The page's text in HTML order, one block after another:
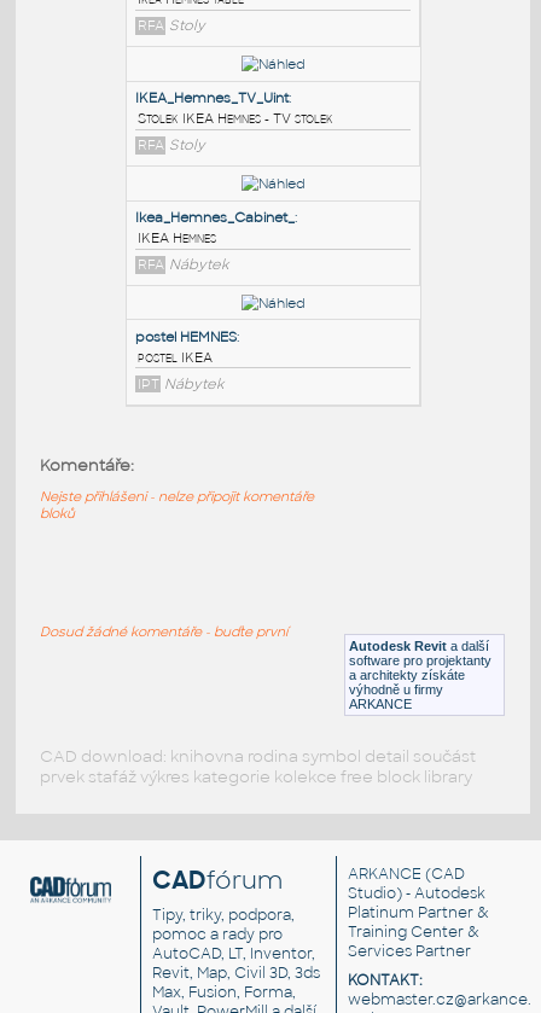
PODOBNÉ BLOKY
Ikea Hemnes table
RFA Stoly
IKEA_Hemnes_TV_Uint:
Stolek IKEA Hemnes - TV stolek
RFA Stoly
postel IKEA
Autodesk Revit a další
software pro projektanty
a architekty získáte
výhodně u firmy
ARKANCE
Komentáře:
Nejste přihlášeni - nelze připojit komentáře
bloků
Dosud žádné komentáře - buďte první
CAD download: knihovna rodina symbol detail součást
prvek stafáž výkres kategorie kolekce free block library
CADfórum
Tipy, triky, podpora,
pomoc a rady pro
AutoCAD, LT, Inventor,
Revit, Map, Civil 3D, 3ds
Max, Fusion, Forma,
ARKANCE (CAD
Studio) - Autodesk
Platinum Partner &
Training Center &
Services Partner
KONTAKT: